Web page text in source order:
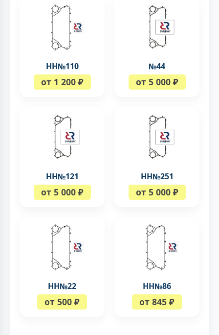
НН№110
от 1 200 ₽
№44
от 5 000 ₽
НН№121
от 5 000 ₽
НН№251
от 5 000 ₽
НН№22
от 500 ₽
НН№86
от 845 ₽